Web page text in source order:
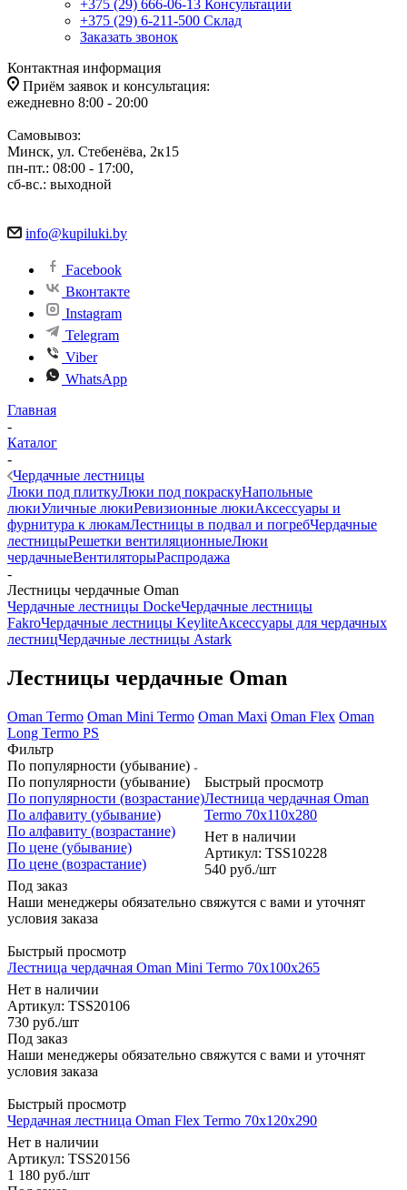
+375 (29) 666-06-13 Консультации
+375 (29) 6-211-500 Склад
Заказать звонок
Контактная информация
Приём заявок и консультация:
ежедневно 8:00 - 20:00
Самовывоз:
Минск, ул. Стебенёва, 2к15
пн-пт.: 08:00 - 17:00,
сб-вс.: выходной
info@kupiluki.by
Facebook
Вконтакте
Instagram
Telegram
Viber
WhatsApp
Главная
-
Каталог
-
Чердачные лестницы
Люки под плиткуЛюки под покраскуНапольные
люкиУличные люкиРевизионные люкиАксессуары и
фурнитура к люкамЛестницы в подвал и погребЧердачные
лестницыРешетки вентиляционныеЛюки
чердачныеВентиляторыРаспродажа
-
Лестницы чердачные Oman
Чердачные лестницы DockeЧердачные лестницы
FakroЧердачные лестницы KeyliteАксессуары для чердачных
лестницЧердачные лестницы Astark
Лестницы чердачные Oman
Oman Termo Oman Mini Termo Oman Maxi Oman Flex Oman
Long Termo PS
Фильтр
По популярности (убывание)
По популярности (убывание)
По популярности (возрастание)
По алфавиту (убывание)
По алфавиту (возрастание)
По цене (убывание)
По цене (возрастание)
Быстрый просмотр
Лестница чердачная Oman
Termo 70x110x280
Нет в наличии
Артикул: TSS10228
540 руб./шт
Под заказ
Наши менеджеры обязательно свяжутся с вами и уточнят
условия заказа
Быстрый просмотр
Лестница чердачная Oman Mini Termo 70x100x265
Нет в наличии
Артикул: TSS20106
730 руб./шт
Под заказ
Наши менеджеры обязательно свяжутся с вами и уточнят
условия заказа
Быстрый просмотр
Чердачная лестница Oman Flex Termo 70x120x290
Нет в наличии
Артикул: TSS20156
1 180 руб./шт